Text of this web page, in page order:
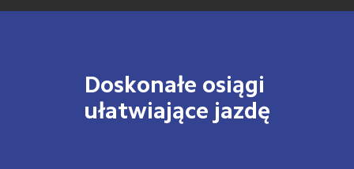
Doskonałe osiągi
ułatwiające jazdę